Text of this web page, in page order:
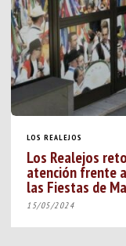
LOS REALEJOS
Los Realejos
atención frente
las Fiestas de
15/05/2024